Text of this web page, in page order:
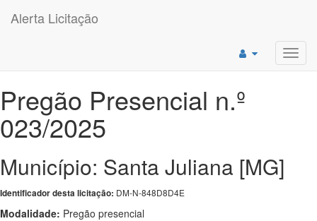
Alerta Licitação
Pregão Presencial n.º
023/2025
Município: Santa Juliana [MG]
Identificador desta licitação: DM-N-848D8D4E
Modalidade: Pregão presencial